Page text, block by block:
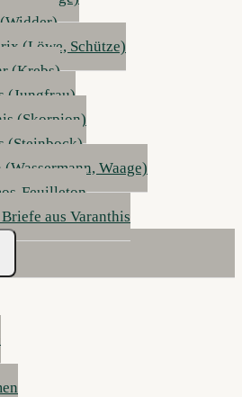
(Löwe, Schütze)
(Krebs)
(Jungfrau)
(Skorpion)
(Steinbock)
(Wassermann, Waage)
Feuilleton
aus Varanthis